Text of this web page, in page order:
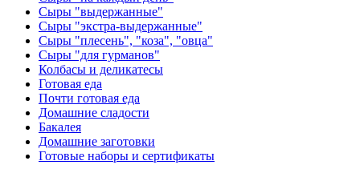
Сыры "выдержанные"
Сыры "экстра-выдержанные"
Сыры "плесень", "коза", "овца"
Сыры "для гурманов"
Колбасы и деликатесы
Готовая еда
Почти готовая еда
Домашние сладости
Бакалея
Домашние заготовки
Готовые наборы и сертификаты